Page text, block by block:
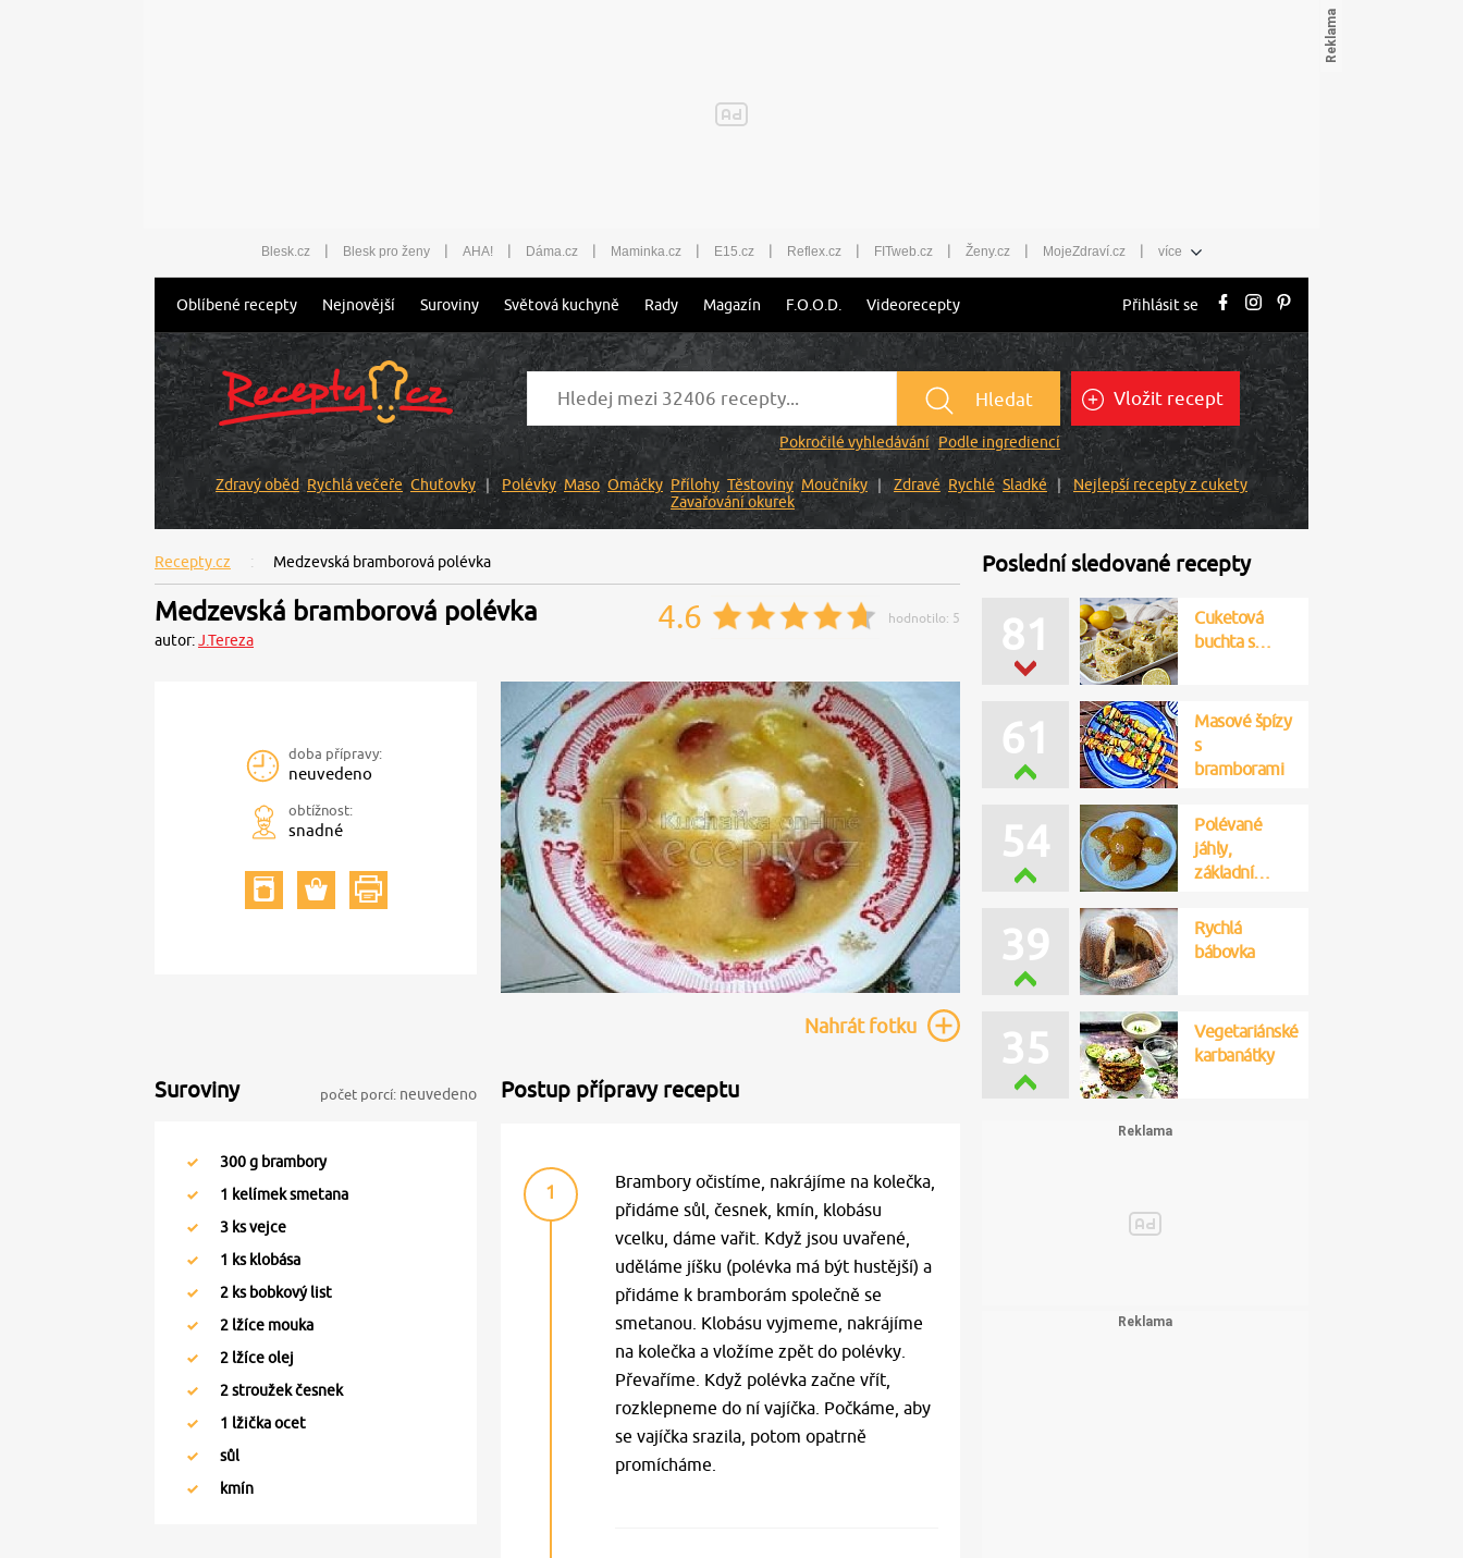
Blesk.cz | Blesk pro ženy | AHA! | Dáma.cz | Maminka.cz | E15.cz | Reflex.cz | FITweb.cz | Ženy.cz | MojeZdraví.cz | více
Oblíbené recepty Nejnovější Suroviny Světová kuchyně Rady Magazín F.O.O.D. Videorecepty Přihlásit se
Hledat
Pokročilé vyhledávání Podle ingrediencí
Vložit recept
Zdravý oběd Rychlá večeře Chuťovky Polévky Maso Omáčky Přílohy Těstoviny Moučníky Zdravé Rychlé Sladké
Nejlepší recepty z cukety
Zavařování okurek
Recepty.cz Medzevská bramborová polévka
Medzevská bramborová polévka
autor:J.Tereza
4.6 hodnotilo: 5
doba přípravy:
neuvedeno
obtížnost:
snadné
Nahrátfotku
Suroviny počet porcí: neuvedeno
300g brambory
1 kelímek smetana
3 ks vejce
1 ks klobása
2 ks bobkový list
2 lžíce mouka
2 lžíce olej
2stroužek česnek
1 lžička ocet
sůl
kmín
Postup přípravy receptu
1
Brambory očistíme, nakrájíme na kolečka,
přidáme sůl, česnek, kmín, klobásu
vcelku, dáme vařit. Když jsou uvařené,
uděláme jíšku (polévka má být hustější) a
přidáme k bramborám společně se
smetanou. Klobásu vyjmeme, nakrájíme
na kolečka a vložíme zpět do polévky.
Převaříme. Když polévka začne vřít,
rozklepneme do ní vajíčka. Počkáme, aby
se vajíčka srazila, potom opatrně
promícháme.
Poslední sledované recepty
81
Cuketová
buchta s…
61
Masové špízy
s
bramborami
54
Polévané
jáhly,
základní…
39
Rychlá
bábovka
35
Vegetariánské
karbanátky